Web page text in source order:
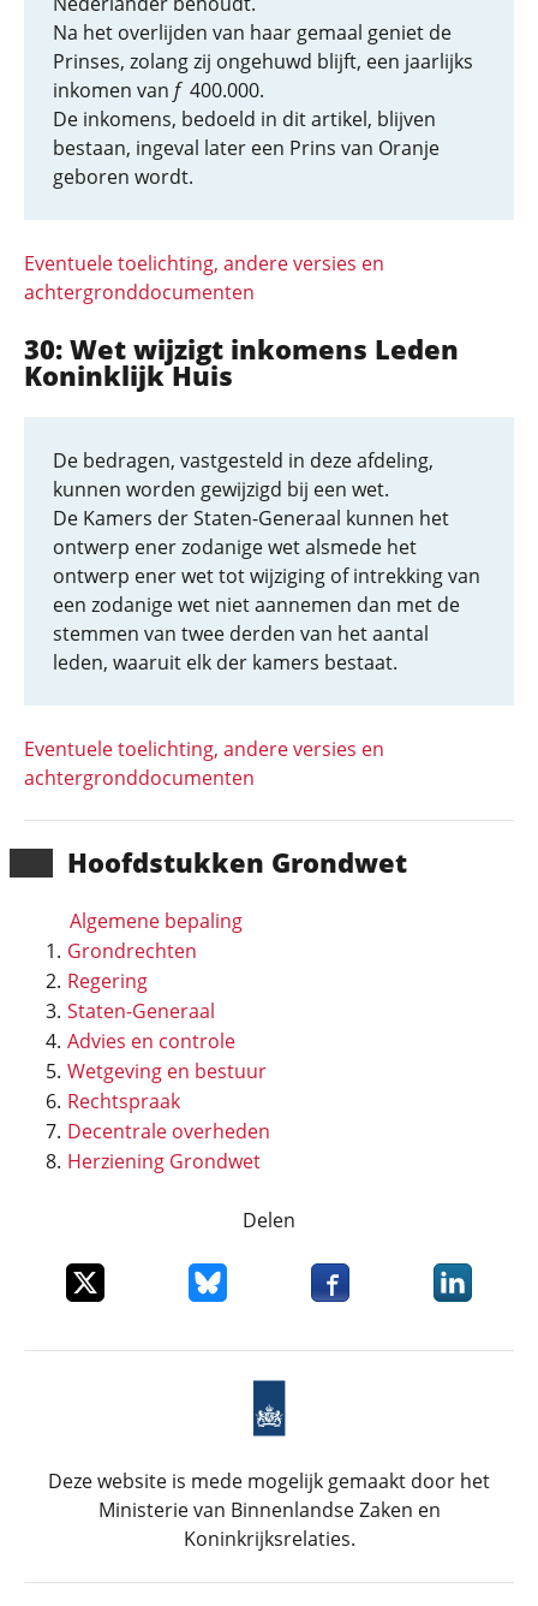
Hoofd­stukken Grondwet
Algemene bepaling
Grondrechten
Regering
Staten-Generaal
Advies en controle
Wetgeving en bestuur
Rechtspraak
Decentrale overheden
Herziening Grondwet
Na het overlijden van haar gemaal geniet de
Prinses, zolang zij ongehuwd blijft, een jaarlijks
inkomen van f400.000.
De inkomens, bedoeld in dit artikel, blijven
bestaan, ingeval later een Prins van Oranje
geboren wordt.
Eventuele toelichting, andere versies en
achtergronddocumenten
30: Wet wijzigt inkomens Leden
Koninklijk Huis
De bedragen, vastgesteld in deze afdeling,
kunnen worden gewijzigd bij een wet.
De Kamers der Staten-Generaal kunnen het
ontwerp ener zodanige wet alsmede het
ontwerp ener wet tot wijziging of intrekking van
een zodanige wet niet aannemen dan met de
stemmen van twee derden van het aantal
leden, waaruit elk der kamers bestaat.
Eventuele toelichting, andere versies en
achtergronddocumenten
Delen
Deel dit item op XDeel dit item op Bluesky
Deel dit item opDeel dit
Deze website is mede mogelijk gemaakt door het
Ministerie van Binnenlandse Zaken en
Koninkrijksrelaties.